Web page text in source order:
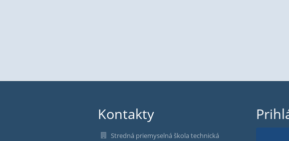
Kontakty
Stredná priemyselná škola technická